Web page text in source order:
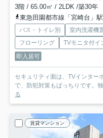
3階 / 65.00㎡ / 2LDK /築30年
東急田園都市線「宮崎台」
バス・トイレ別 室内洗濯機
フローリング
TVモニタ付イ
即入居可
セキュリティ面は、TVインター
で、防犯対策もばっちりです。
る
賃貸マンション